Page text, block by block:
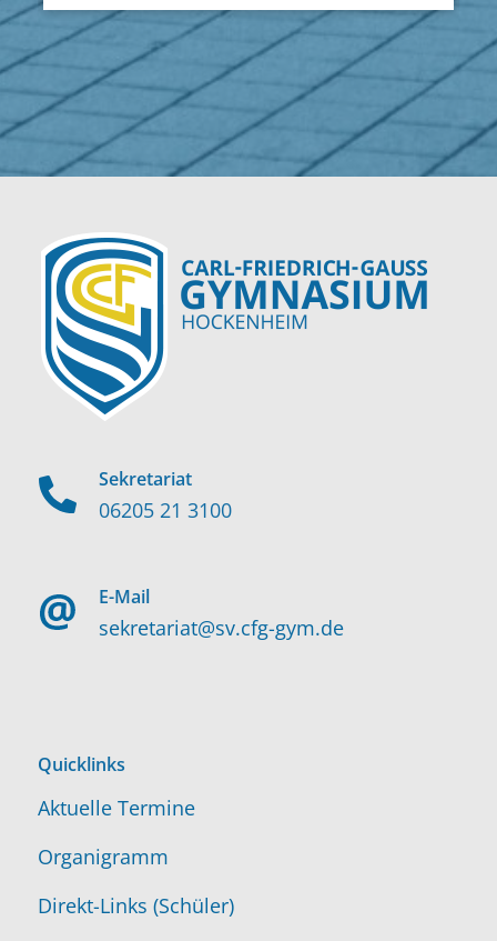
Sekretariat
06205 21 3100
E-Mail
sekretariat@sv.cfg-gym.de
Quicklinks
Aktuelle Termine
Organigramm
Direkt-Links (Schüler)